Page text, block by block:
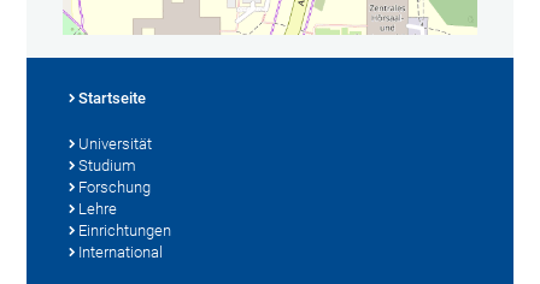
Startseite
Universität
Studium
Forschung
Lehre
Einrichtungen
International